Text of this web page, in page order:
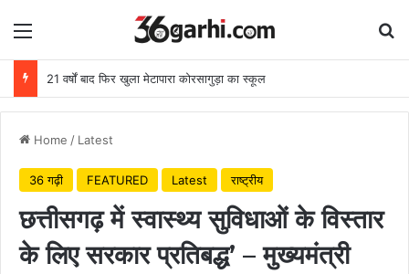
Menu
21 वर्षों बाद फिर खुला मेटापारा कोरसागुड़ा का स्कूल
Home / Latest
36 गढ़ी FEATURED Latest राष्ट्रीय
छत्तीसगढ़ में स्वास्थ्य सुविधाओं के विस्तार
के लिए सरकार प्रतिबद्ध’ – मुख्यमंत्री